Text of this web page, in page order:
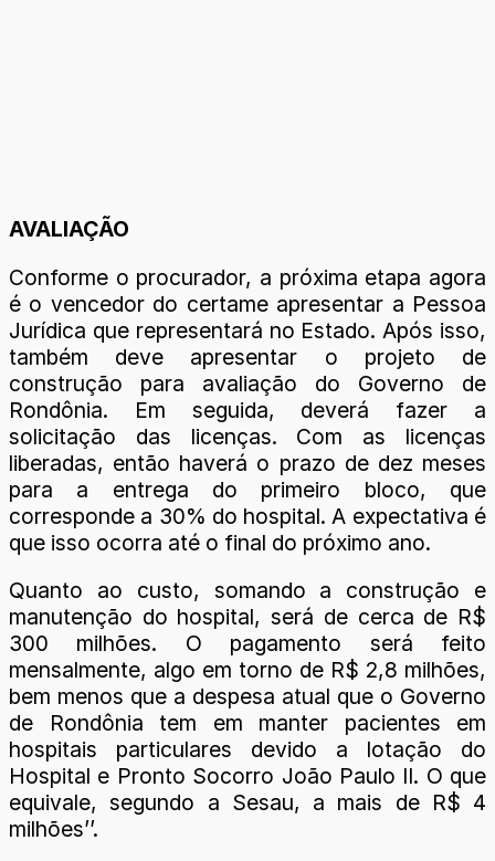
AVALIAÇÃO
Conforme o procurador, a próxima etapa agora
é o vencedor do certame apresentar a Pessoa
Jurídica que representará no Estado. Após isso,
também deve apresentar o projeto de
construção para avaliação do Governo de
Rondônia. Em seguida, deverá fazer a
solicitação das licenças. Com as licenças
liberadas, então haverá o prazo de dez meses
para a entrega do primeiro bloco, que
corresponde a 30% do hospital. A expectativa é
que isso ocorra até o final do próximo ano.
Quanto ao custo, somando a construção e
manutenção do hospital, será de cerca de R$
300 milhões. O pagamento será feito
mensalmente, algo em torno de R$ 2,8 milhões,
bem menos que a despesa atual que o Governo
de Rondônia tem em manter pacientes em
hospitais particulares devido a lotação do
Hospital e Pronto Socorro João Paulo II. O que
equivale, segundo a Sesau, a mais de R$ 4
milhões’’.